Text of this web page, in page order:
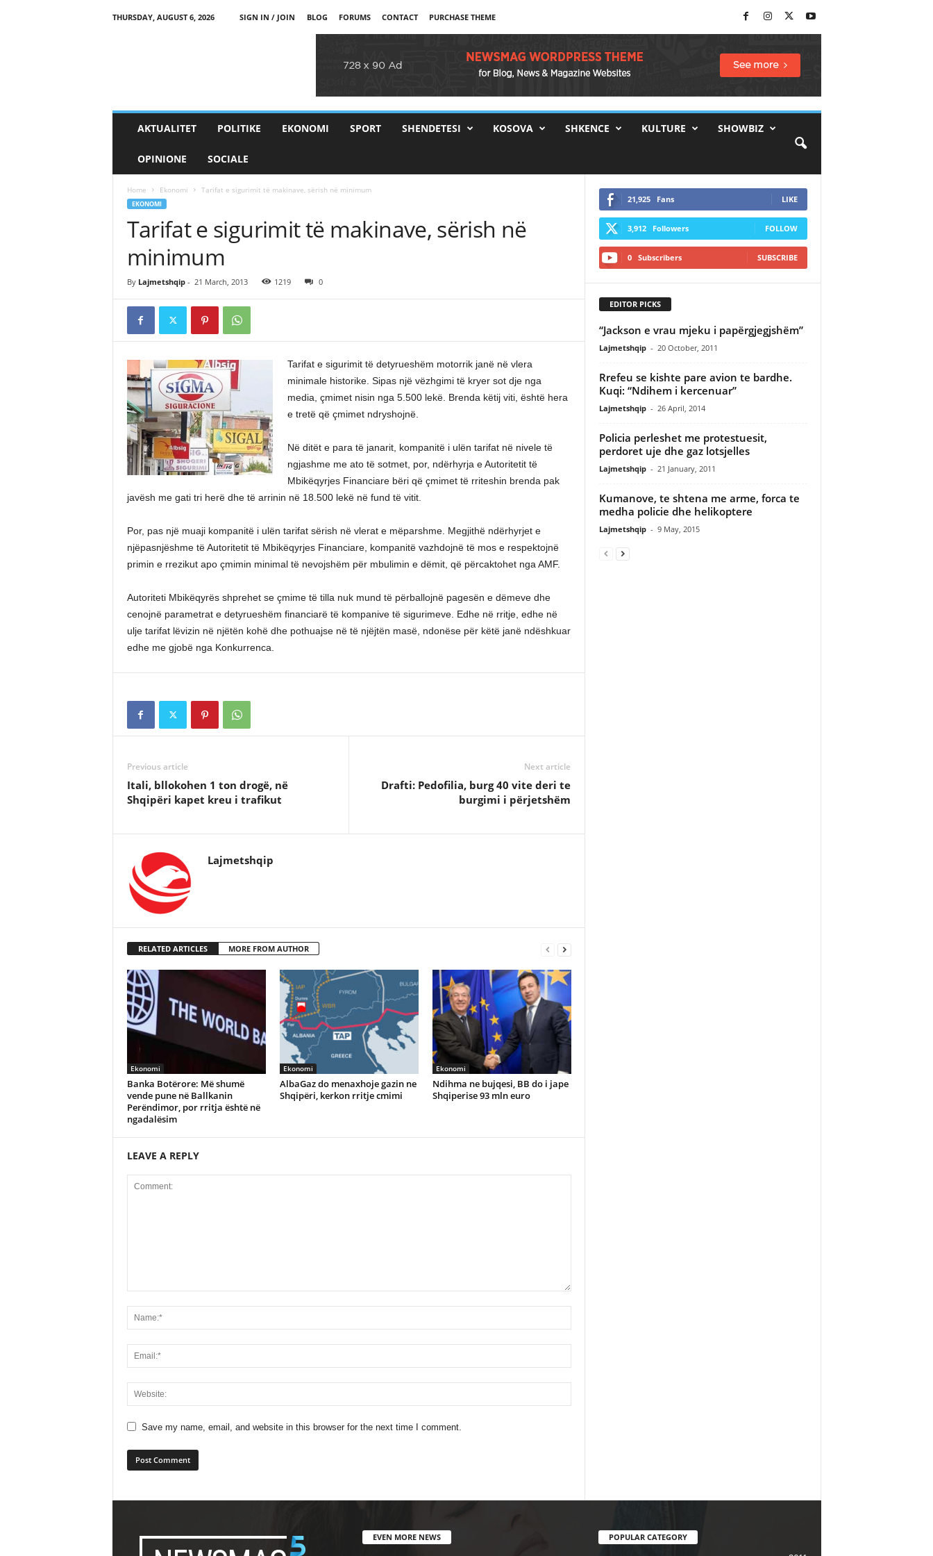
THURSDAY, AUGUST 6, 2026 SIGN IN / JOIN BLOG FORUMS CONTACT PURCHASE THEME
AKTUALITET POLITIKE EKONOMI SPORT SHENDETESI KOSOVA SHKENCE KULTURE SHOWBIZ
OPINIONE SOCIALE
Home Ekonomi Tarifat e sigurimit të makinave, sërish në minimum
EKONOMI
Tarifat e sigurimit të makinave, sërish në
minimum
By Lajmetshqip- 21 March, 2013 1219 0
Tarifat e sigurimit të detyrueshëm motorrik janë në vlera
minimale historike. Sipas një vëzhgimi të kryer sot dje nga
media, çmimet nisin nga 5.500 lekë. Brenda këtij viti, është hera
e tretë që çmimet ndryshojnë.
Në ditët e para të janarit, kompanitë i ulën tarifat në nivele të
ngjashme me ato të sotmet, por, ndërhyrja e Autoritetit të
Mbikëqyrjes Financiare bëri që çmimet të rriteshin brenda pak
javësh me gati tri herë dhe të arrinin në 18.500 lekë në fund të vitit.
Por, pas një muaji kompanitë i ulën tarifat sërish në vlerat e mëparshme. Megjithë ndërhyrjet e
njëpasnjëshme të Autoritetit të Mbikëqyrjes Financiare, kompanitë vazhdojnë të mos e respektojnë
primin e rrezikut apo çmimin minimal të nevojshëm për mbulimin e dëmit, që përcaktohet nga AMF.
Autoriteti Mbikëqyrës shprehet se çmime të tilla nuk mund të përballojnë pagesën e dëmeve dhe
cenojnë parametrat e detyrueshëm financiarë të kompanive të sigurimeve. Edhe në rritje, edhe në
ulje tarifat lëvizin në njëtën kohë dhe pothuajse në të njëjtën masë, ndonëse për këtë janë ndëshkuar
edhe me gjobë nga Konkurrenca.
Previous article
Itali, bllokohen 1 ton drogë, në
Shqipëri kapet kreu i trafikut
Next article
Drafti: Pedofilia, burg 40 vite deri te
burgimi i përjetshëm
Lajmetshqip
RELATED ARTICLES MORE FROM AUTHOR
Ekonomi
Banka Botërore: Më shumë
vende pune në Ballkanin
Perëndimor, por rritja është në
ngadalësim
Ekonomi
AlbaGaz do menaxhoje gazin ne
Shqipëri, kerkon rritje cmimi
Ekonomi
Ndihma ne bujqesi, BB do i jape
Shqiperise 93 mln euro
LEAVE A REPLY
Save my name, email, and website in this browser for the next time I comment.
21,925 Fans LIKE
3,912 Followers FOLLOW
0 Subscribers SUBSCRIBE
EDITOR PICKS
“Jackson e vrau mjeku i papërgjegjshëm”
Lajmetshqip - 20 October, 2011
Rrefeu se kishte pare avion te bardhe.
Kuqi: “Ndihem i kercenuar”
Lajmetshqip - 26 April, 2014
Policia perleshet me protestuesit,
perdoret uje dhe gaz lotsjelles
Lajmetshqip - 21 January, 2011
Kumanove, te shtena me arme, forca te
medha policie dhe helikoptere
Lajmetshqip - 9 May, 2015
EVEN MORE NEWS POPULAR CATEGORY